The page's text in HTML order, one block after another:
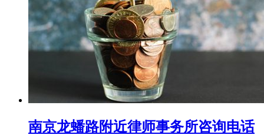
南京龙蟠路附近律师事务所咨询电话